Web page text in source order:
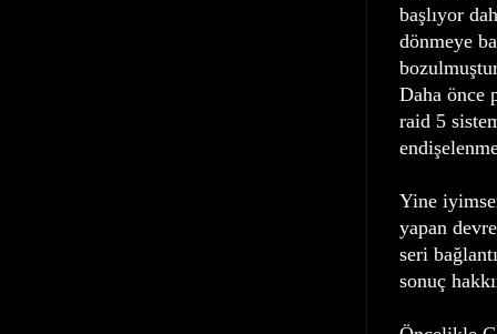
başlıyor
dönmeye
Daha önce
raid 5
Yine
yapan
seri
sonuç